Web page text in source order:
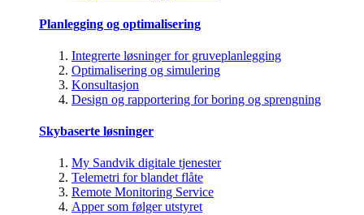
Planlegging og optimalisering
Integrerte løsninger for gruveplanlegging
Optimalisering og simulering
Konsultasjon
Design og rapportering for boring og sprengning
Skybaserte løsninger
My Sandvik digitale tjenester
Telemetri for blandet flåte
Remote Monitoring Service
Apper som følger utstyret